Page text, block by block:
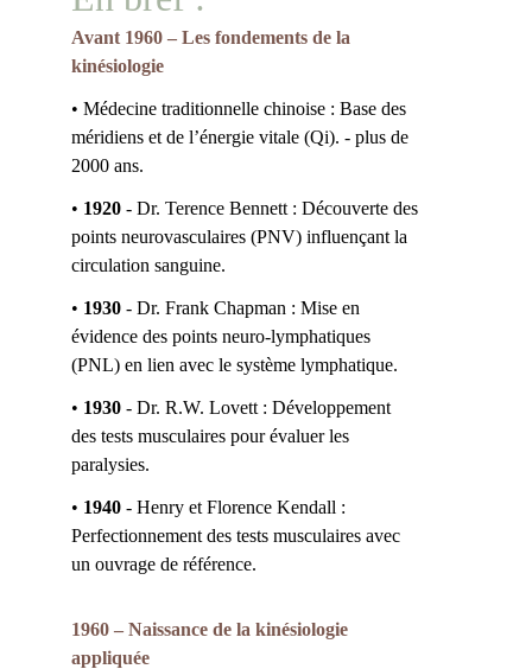
Avant 1960 – Les fondements de la
kinésiologie
• Médecine traditionnelle chinoise : Base des
méridiens et de l’énergie vitale (Qi). - plus de
2000 ans.
• 1920 - Dr. Terence Bennett : Découverte des
points neurovasculaires (PNV) influençant la
circulation sanguine.
• 1930 - Dr. Frank Chapman : Mise en
évidence des points neuro-lymphatiques
(PNL) en lien avec le système lymphatique.
• 1930 - Dr. R.W. Lovett : Développement
des tests musculaires pour évaluer les
paralysies.
• 1940 - Henry et Florence Kendall :
Perfectionnement des tests musculaires avec
un ouvrage de référence.
1960 – Naissance de la kinésiologie
appliquée